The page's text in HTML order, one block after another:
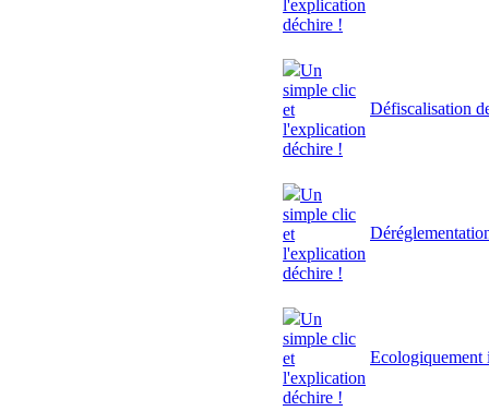
l'explication
déchire !
Un
simple clic
et
l'explication
déchire !
Défiscalisation
Un
simple clic
et
l'explication
déchire !
Un
simple clic
et
l'explication
déchire !
Ecologiquement